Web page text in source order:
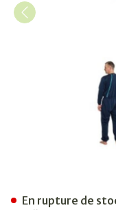
En rupture de